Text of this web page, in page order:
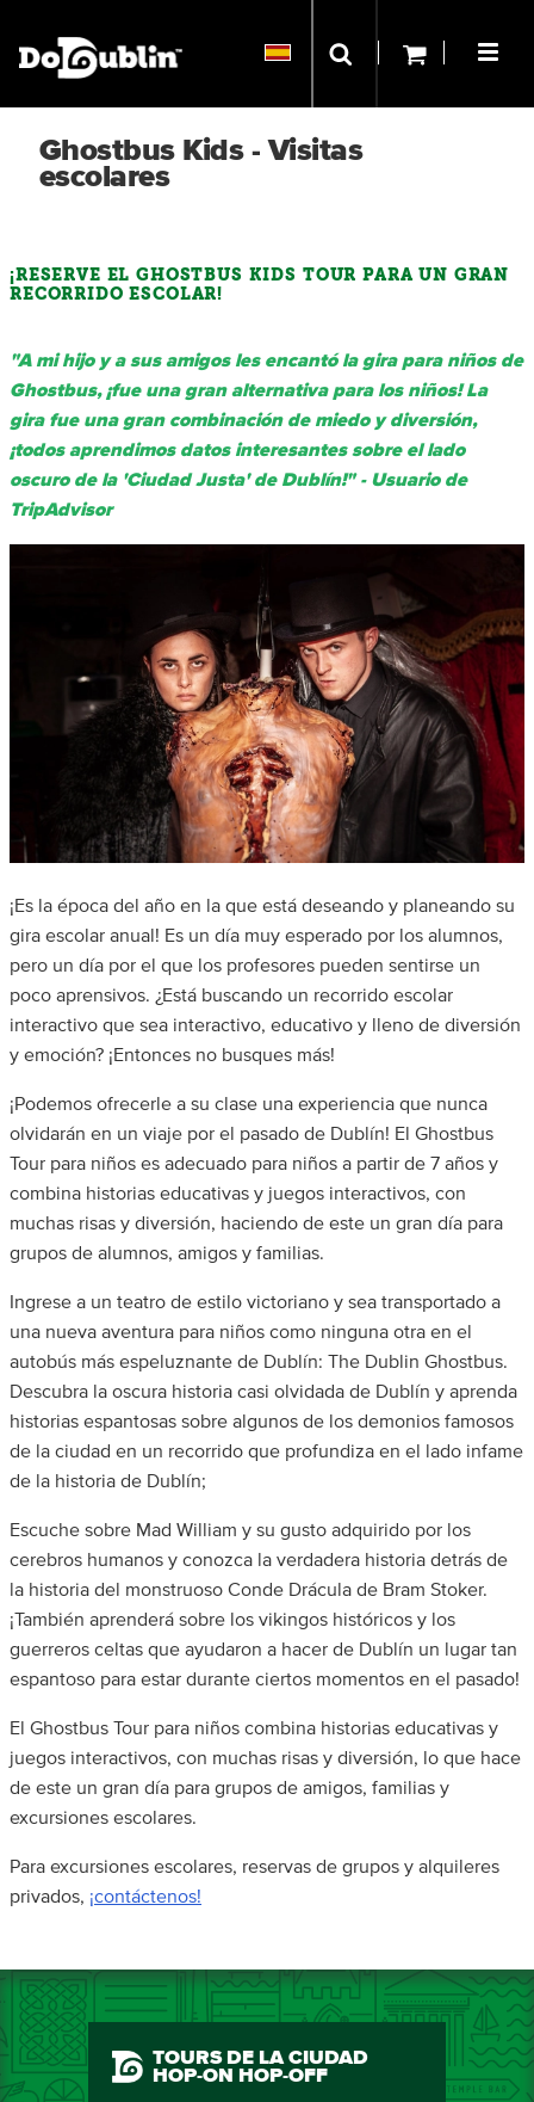
Ghostbus Kids - Visitas
escolares
¡RESERVE EL GHOSTBUS KIDS TOUR PARA UN GRAN
RECORRIDO ESCOLAR!
"A mi hijo y a sus amigos les encantó la gira para niños de
Ghostbus, ¡fue una gran alternativa para los niños! La
gira fue una gran combinación de miedo y diversión,
¡todos aprendimos datos interesantes sobre el lado
oscuro de la 'Ciudad Justa' de Dublín!" - Usuario de
TripAdvisor
¡Es la época del año en la que está deseando y planeando su
gira escolar anual! Es un día muy esperado por los alumnos,
pero un día por el que los profesores pueden sentirse un
poco aprensivos. ¿Está buscando un recorrido escolar
interactivo que sea interactivo, educativo y lleno de diversión
y emoción? ¡Entonces no busques más!
¡Podemos ofrecerle a su clase una experiencia que nunca
olvidarán en un viaje por el pasado de Dublín! El Ghostbus
Tour para niños es adecuado para niños a partir de 7 años y
combina historias educativas y juegos interactivos, con
muchas risas y diversión, haciendo de este un gran día para
grupos de alumnos, amigos y familias.
Ingrese a un teatro de estilo victoriano y sea transportado a
una nueva aventura para niños como ninguna otra en el
autobús más espeluznante de Dublín: The Dublin Ghostbus.
Descubra la oscura historia casi olvidada de Dublín y aprenda
historias espantosas sobre algunos de los demonios famosos
de la ciudad en un recorrido que profundiza en el lado infame
de la historia de Dublín;
Escuche sobre Mad William y su gusto adquirido por los
cerebros humanos y conozca la verdadera historia detrás de
la historia del monstruoso Conde Drácula de Bram Stoker.
¡También aprenderá sobre los vikingos históricos y los
guerreros celtas que ayudaron a hacer de Dublín un lugar tan
espantoso para estar durante ciertos momentos en el pasado!
El Ghostbus Tour para niños combina historias educativas y
juegos interactivos, con muchas risas y diversión, lo que hace
de este un gran día para grupos de amigos, familias y
excursiones escolares.
Para excursiones escolares, reservas de grupos y alquileres
privados, ¡contáctenos!
TOURS DE LA CIUDAD
HOP-ON HOP-OFF